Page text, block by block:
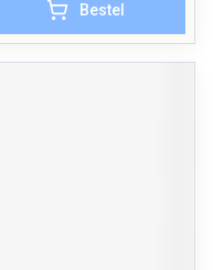
Bestel